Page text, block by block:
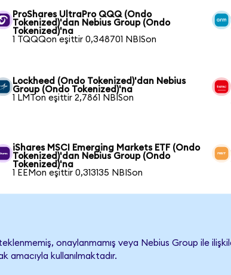
ProShares UltraPro QQQ (Ondo
Tokenized)'dan Nebius Group (Ondo
Tokenized)'na
1 TQQQon eşittir 0,348701 NBISon
Lockheed (Ondo Tokenized)'dan Nebius
Group (Ondo Tokenized)'na
1 LMTon eşittir 2,7861 NBISon
iShares MSCI Emerging Markets ETF (Ondo
Tokenized)'dan Nebius Group (Ondo
Tokenized)'na
1 EEMon eşittir 0,313135 NBISon
onaylanmamış veya Nebius Group ile
amacıyla kullanılmaktadır.